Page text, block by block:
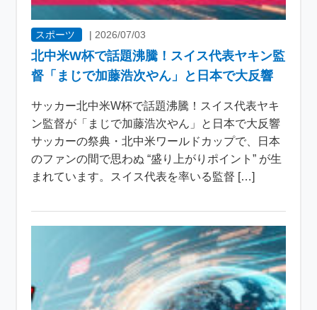
スポーツ | 2026/07/03
北中米W杯で話題沸騰！スイス代表ヤキン監
督「まじで加藤浩次やん」と日本で大反響
サッカー北中米W杯で話題沸騰！スイス代表ヤキ
ン監督が「まじで加藤浩次やん」と日本で大反響
サッカーの祭典・北中米ワールドカップで、日本
のファンの間で思わぬ “盛り上がりポイント” が生
まれています。スイス代表を率いる監督 […]